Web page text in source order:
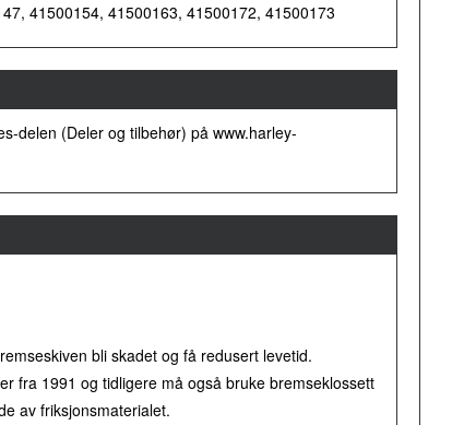
41500154, 41500163, 41500172, 41500173
delen (Deler og tilbehør) på www.harley-
bli skadet og få redusert levetid.
fra 1991 og tidligere må også bruke bremseklossett
av friksjonsmaterialet.